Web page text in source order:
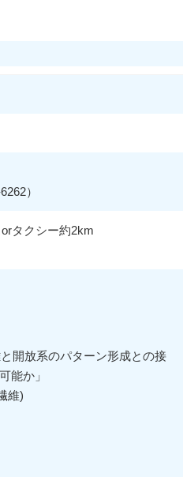
）
タクシー約2km
開放系のパターン形成との接
能か」
維)